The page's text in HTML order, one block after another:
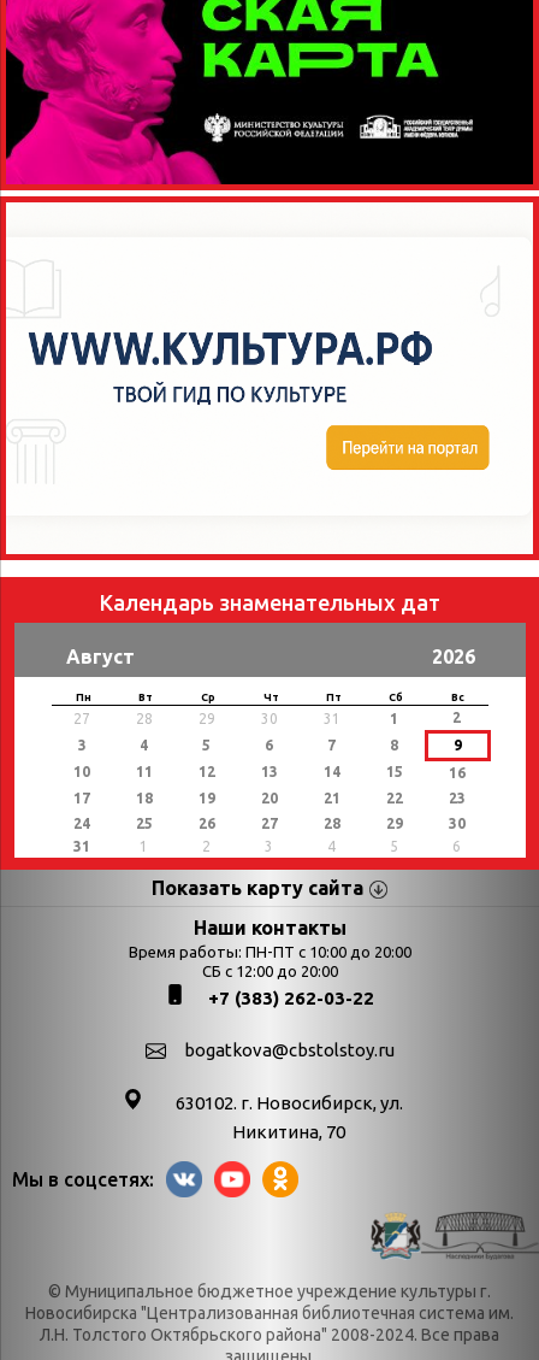
Календарь знаменательных дат
Август 2026
Пн Вт Ср Чт Пт Сб Вс
27 28 29 30 31 1
2
3
4 5 6 7 8
9
10
11 12 13 14 15
16
17
18 19 20 21 22
23
24
25 26 27 28 29
30
31
1 2 3 4 5 6
Показать карту сайта
Страницы Категории
Календарь
Богатков
Новости
Категории
Выставки
День в истории
День в истории.
День в истории.
Декабрь
День в истории.
Июль
День в истории.
Наши контакты
Время работы: ПН-ПТ с 10:00 до 20:00
СБ с 12:00 до 20:00
+7 (383) 262-03-22
bogatkova@cbstolstoy.ru
630102. г. Новосибирск, ул.
Никитина, 70
Мы в соцсетях:
© Муниципальное бюджетное учреждение культуры г.
Новосибирска "Централизованная библиотечная система им.
Л.Н. Толстого Октябрьского района" 2008-2024. Все права
защищены.